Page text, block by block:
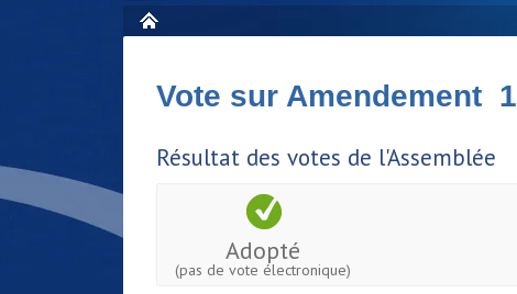
Vote sur Amendement 1
Résultat des votes de l'Assemblée
Adopté
(pas de vote électronique)